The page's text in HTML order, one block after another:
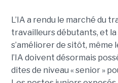
L’IA a rendu le marché du
travailleurs débutants, et
s’améliorer de sitôt, même
l’IA doivent désormais
dites de niveau « senior »